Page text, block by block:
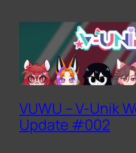
VUWU – V-Unik
Update #002